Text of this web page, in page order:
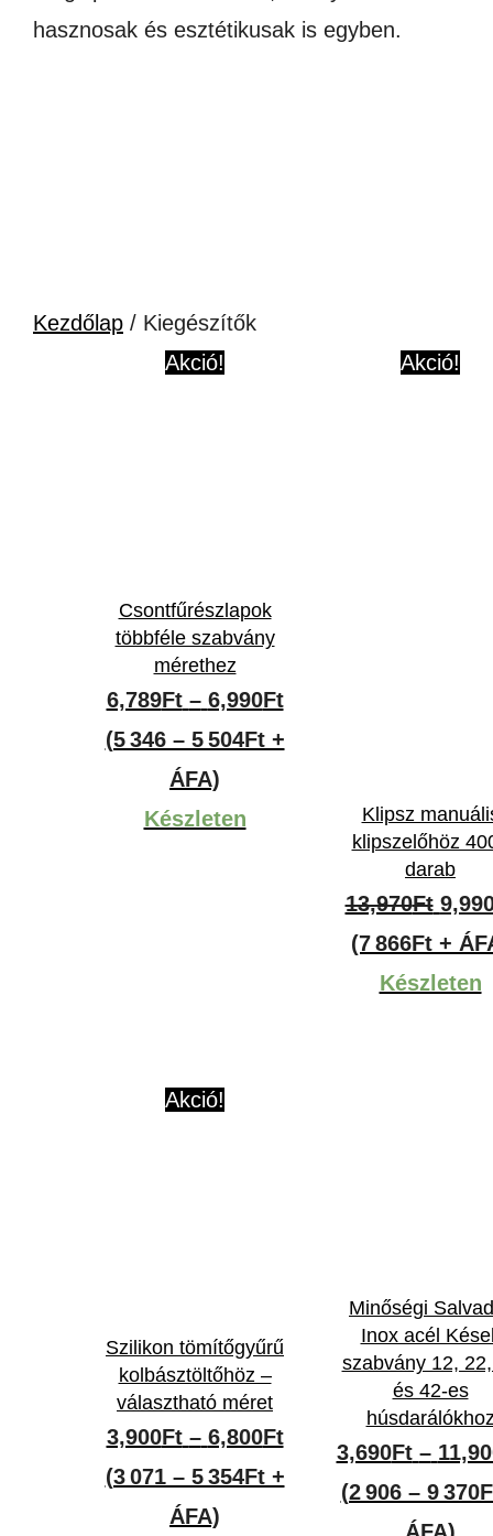
hasznosak és esztétikusak is egyben.
Kezdőlap / Kiegészítők
Akció!
Csontfűrészlapok
többféle szabvány
mérethez
6,789Ft – 6,990FtÁrtartomány:
6,789Ft
(5 346 – 5 504Ft +
ÁFA)
Készleten
Akció!
Klipsz
klipszelőhöz
darab
13,970Ft
price
was:
(7 866Ft +
Készleten
Akció!
Szilikon tömítőgyűrű
kolbásztöltőhöz –
választható méret
3,900Ft – 6,800FtÁrtartomány:
3,900Ft
(3 071 – 5 354Ft +
ÁFA)
Minőségi
Inox acél
szabvány 12,
és 42-es
3,690Ft –
(2 906 – 9